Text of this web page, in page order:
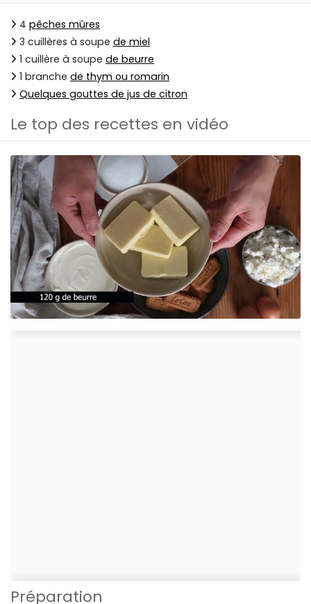
4 pêches mûres
3 cuillères à soupe de miel
1 cuillère à soupe de beurre
1 branche de thym ou romarin
Quelques gouttes de jus de citron
Le top des recettes en vidéo
Préparation